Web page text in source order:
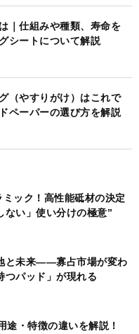
｜仕組みや種類、寿命を
シートについて解説
（やすりがけ）はこれで
ペーパーの選び方を解説
ック！高性能砥材の決定
ない」使い分けの極意”
と未来――寡占市場が変わ
つパッド」が現れる
途・特徴の違いを解説！